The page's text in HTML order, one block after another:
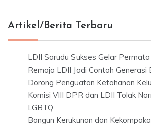
Artikel/Berita Terbaru
LDII Sarudu Sukses Gelar
Remaja LDII Jadi Contoh Generasi
Dorong Penguatan Ketahanan
Komisi VIII DPR dan LDII Tolak
LGBTQ
Bangun Kerukunan dan